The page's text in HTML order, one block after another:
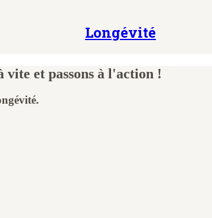
Longévité
et passons à l'action !